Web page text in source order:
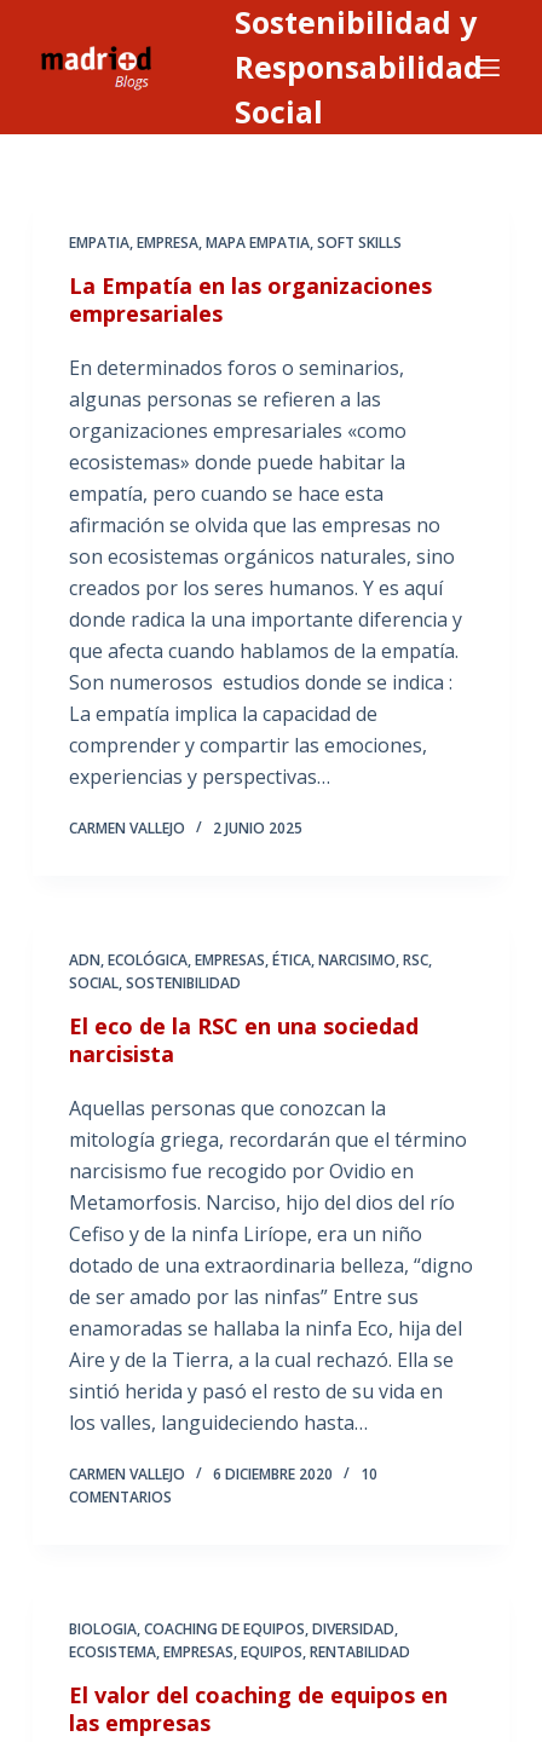
Sostenibilidad y
Responsabilidad
Social
EMPATIA,EMPRESA,MAPA EMPATIA,SOFT SKILLS
La Empatía en las organizaciones
empresariales
En determinados foros o seminarios,
algunas personas se refieren a las
organizaciones empresariales «como
ecosistemas» donde puede habitar la
empatía, pero cuando se hace esta
afirmación se olvida que las empresas no
son ecosistemas orgánicos naturales, sino
creados por los seres humanos. Y es aquí
donde radica la una importante diferencia y
que afecta cuando hablamos de la empatía.
Son numerosos estudios donde se indica :
La empatía implica la capacidad de
comprender y compartir las emociones,
experiencias y perspectivas…
CARMEN VALLEJO 2 JUNIO 2025
ADN,ECOLÓGICA,EMPRESAS,ÉTICA,NARCISIMO,RSC,
SOCIAL,SOSTENIBILIDAD
El eco de la RSC en una sociedad
narcisista
Aquellas personas que conozcan la
mitología griega, recordarán que el término
narcisismo fue recogido por Ovidio en
Metamorfosis. Narciso, hijo del dios del río
Cefiso y de la ninfa Liríope, era un niño
dotado de una extraordinaria belleza, “digno
de ser amado por las ninfas” Entre sus
enamoradas se hallaba la ninfa Eco, hija del
Aire y de la Tierra, a la cual rechazó. Ella se
sintió herida y pasó el resto de su vida en
los valles, languideciendo hasta…
CARMEN VALLEJO 6 DICIEMBRE 2020
10
COMENTARIOS
BIOLOGIA,COACHING DE EQUIPOS,DIVERSIDAD,
ECOSISTEMA,EMPRESAS,EQUIPOS,RENTABILIDAD
El valor del coaching de equipos en
las empresas